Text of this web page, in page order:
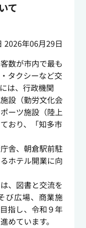
て
2026年06月29日
数が市内で最も
タクシーなど交
は、行政機関
設（勤労文化会
ーツ施設（陸上
おり、「知多市
舎、朝倉駅前駐
ホテル開業に向
、図書と交流を
び広場、商業施
指し、令和９年
めています。